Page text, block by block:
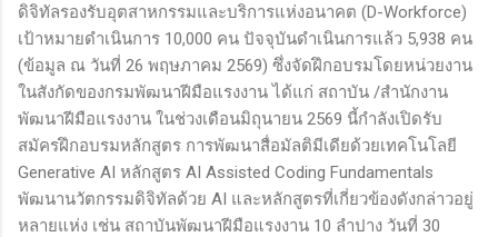
ดิจิทัลรองรับอุตสาหกรรมและบริการแห่งอนาคต (D-Workforce)
เป้าหมายดำเนินการ 10,000 คน ปัจจุบันดำเนินการแล้ว 5,938 คน
(ข้อมูล ณ วันที่ 26 พฤษภาคม 2569) ซึ่งจัดฝึกอบรมโดยหน่วยงาน
ในสังกัดของกรมพัฒนาฝีมือแรงงาน ได้แก่ สถาบัน /สำนักงาน
พัฒนาฝีมือแรงงาน ในช่วงเดือนมิถุนายน 2569 นี้กำลังเปิดรับ
สมัครฝึกอบรมหลักสูตร การพัฒนาสื่อมัลติมีเดียด้วยเทคโนโลยี
Generative AI หลักสูตร AI Assisted Coding Fundamentals
พัฒนานวัตกรรมดิจิทัลด้วย AI และหลักสูตรที่เกี่ยวข้องดังกล่าวอยู่
หลายแห่ง เช่น สถาบันพัฒนาฝีมือแรงงาน 10 ลำปาง วันที่ 30